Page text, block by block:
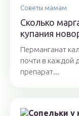
Советы мамам
Сколько
купания
Перманганат
почти в каждой
препарат...